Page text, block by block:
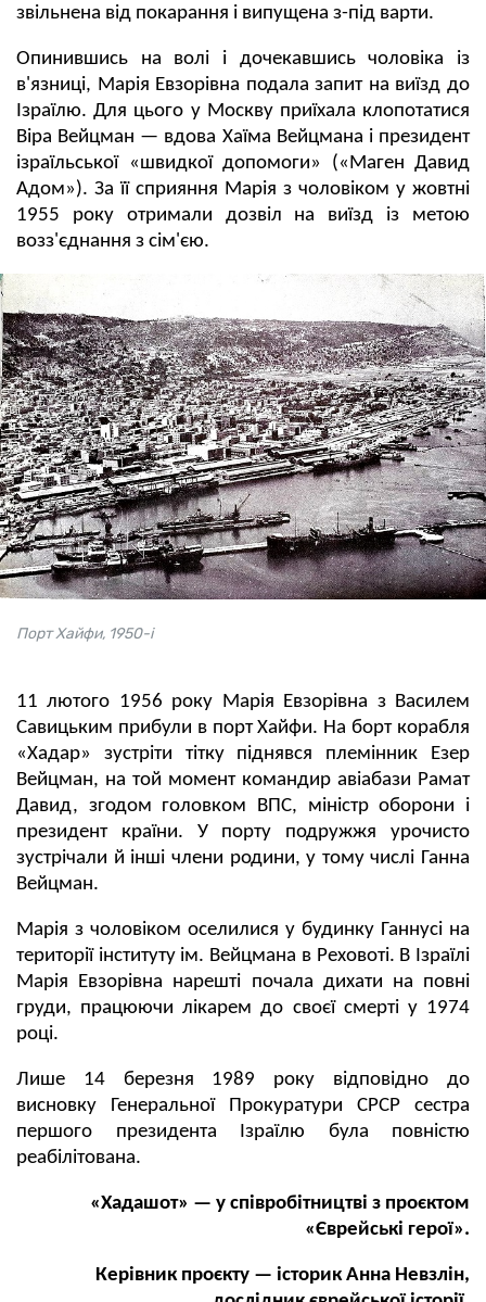
звільнена від покарання і випущена з-під варти.
Опинившись на волі і дочекавшись чоловіка із
в'язниці, Марія Евзорівна подала запит на виїзд до
Ізраїлю. Для цього у Москву приїхала клопотатися
Віра Вейцман — вдова Хаїма Вейцмана і президент
ізраїльської «швидкої допомоги» («Маген Давид
Адом»). За її сприяння Марія з чоловіком у жовтні
1955 року отримали дозвіл на виїзд із метою
возз'єднання з сім'єю.
Порт Хайфи, 1950-і
11 лютого 1956 року Марія Евзорівна з Василем
Савицьким прибули в порт Хайфи. На борт корабля
«Хадар» зустріти тітку піднявся племінник Езер
Вейцман, на той момент командир авіабази Рамат
Давид, згодом головком ВПС, міністр оборони і
президент країни. У порту подружжя урочисто
зустрічали й інші члени родини, у тому числі Ганна
Вейцман.
Марія з чоловіком оселилися у будинку Ганнусі на
території інституту ім. Вейцмана в Реховоті. В Ізраїлі
Марія Евзорівна нарешті почала дихати на повні
груди, працюючи лікарем до своєї смерті у 1974
році.
Лише 14 березня 1989 року відповідно до
висновку Генеральної Прокуратури СРСР сестра
першого президента Ізраїлю була повністю
реабілітована.
«Хадашот» — у співробітництві з проєктом
«Єврейські герої».
Керівник проєкту — історик Анна Невзлін,